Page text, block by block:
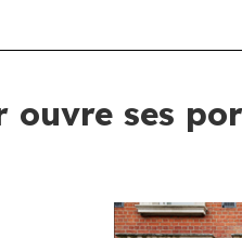
ouvre ses